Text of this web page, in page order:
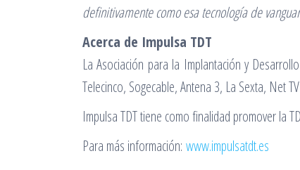
definitivamente como esa tecnología de
Acerca de Impulsa TDT
La Asociación para la Implantación y
Telecinco, Sogecable, Antena 3, La Sexta, Net
Impulsa TDT tiene como finalidad promover la
Para más información: www.impulsatdt.es